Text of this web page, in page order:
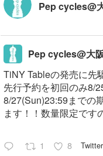
Pep cycles@
Pep cycles@大
TiNY Tableの発売に先
先行予約を初回のみ8/
8/27(Sun)23:59までの
ます！！数量限定です
1 8 Twitter